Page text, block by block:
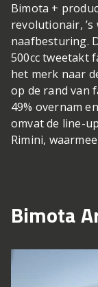
Bimota +
revolutionair,
naafbesturing.
500cc tweetakt
het merk naar
op de rand van
49% overnam
omvat de line-
Rimini,
Bimota